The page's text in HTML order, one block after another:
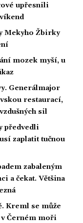
upřesnili
Mekyho Žbirky
mozek myší, u
Generálmajor
restaurací,
sil
předvedli
zaplatit tučnou
zabaleným
a čekat. Většina
Kreml se může
Černém moři